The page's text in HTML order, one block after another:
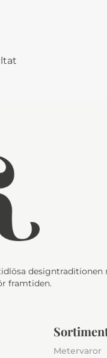
designtraditionen
framtiden.
Metervaror